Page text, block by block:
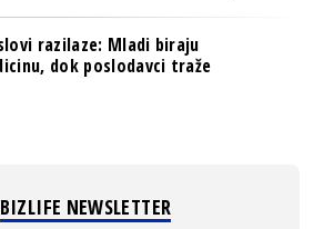
razilaze: Mladi biraju
dok poslodavci traže
BIZLIFE NEWSLETTER